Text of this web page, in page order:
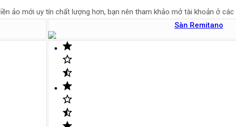
ảo mới uy tín chất lượng hơn, bạn nên tham khảo mở tài khoản ở
Sàn Remitano